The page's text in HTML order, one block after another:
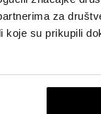
za
su prikupili
Dostupno